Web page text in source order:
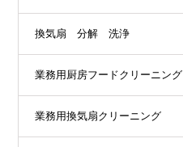
換気扇 分解 洗浄
業務用厨房フードクリーニング
業務用換気扇クリーニング